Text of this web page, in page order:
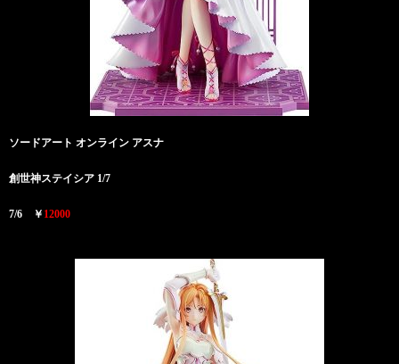
ソードアート オンライン アスナ
創世神ステイシア 1/7
7/6 ￥ 12000